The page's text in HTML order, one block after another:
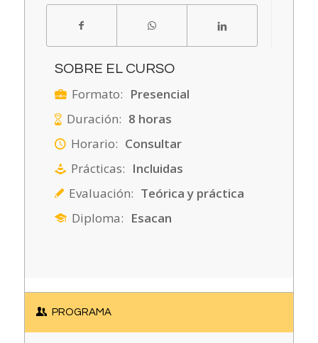
SOBRE EL CURSO
Formato: Presencial
Duración: 8 horas
Horario: Consultar
Prácticas: Incluidas
Evaluación: Teórica y práctica
Diploma: Esacan
PROGRAMA